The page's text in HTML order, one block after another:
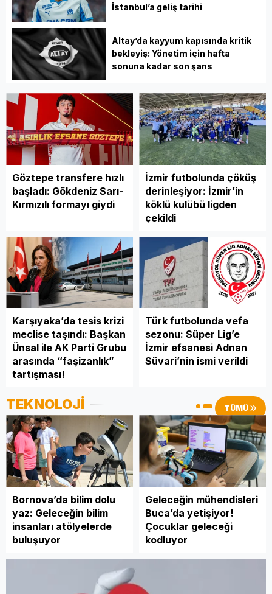
İstanbul’a geliş tarihi
Altay’da kayyum kapısında kritik
bekleyiş: Yönetim için hafta
sonuna kadar son şans
Göztepe transfere hızlı
başladı: Gökdeniz Sarı-
Kırmızılı formayı giydi
İzmir futbolunda çöküş
derinleşiyor: İzmir’in
köklü kulübü ligden
çekildi
Karşıyaka’da tesis krizi
meclise taşındı: Başkan
Ünsal ile AK Parti Grubu
arasında “faşizanlık”
tartışması!
Türk futbolunda vefa
sezonu: Süper Lig’e
İzmir efsanesi Adnan
Süvari’nin ismi verildi
TEKNOLOJİ TÜMÜ
Bornova’da bilim dolu
yaz: Geleceğin bilim
insanları atölyelerde
buluşuyor
Geleceğin mühendisleri
Buca’da yetişiyor!
Çocuklar geleceği
kodluyor